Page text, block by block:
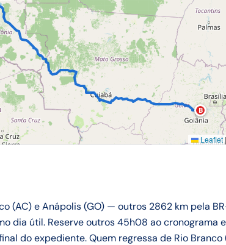
B
Leaflet |
(AC) e Anápolis (GO) — outros 2862 km pela
dia útil. Reserve outros 45h08 ao cronograma
do expediente. Quem regressa de Rio